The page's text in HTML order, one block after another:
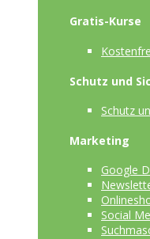
Gratis-Kurse
Schutz und
Schutz
Marketing
Google
Social